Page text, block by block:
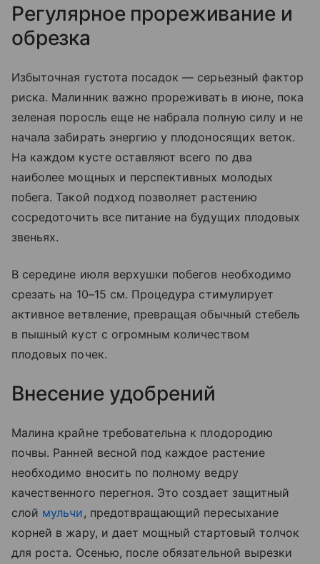
Регулярное прореживание и
обрезка
Избыточная густота посадок — серьезный фактор
риска. Малинник важно прореживать в июне, пока
зеленая поросль еще не набрала полную силу и не
начала забирать энергию у плодоносящих веток.
На каждом кусте оставляют всего по два
наиболее мощных и перспективных молодых
побега. Такой подход позволяет растению
сосредоточить все питание на будущих плодовых
звеньях.
В середине июля верхушки побегов необходимо
срезать на 10–15 см. Процедура стимулирует
активное ветвление, превращая обычный стебель
в пышный куст с огромным количеством
плодовых почек.
Внесение удобрений
Малина крайне требовательна к плодородию
почвы. Ранней весной под каждое растение
необходимо вносить по полному ведру
качественного перегноя. Это создает защитный
слой мульчи , предотвращающий пересыхание
корней в жару, и дает мощный стартовый толчок
для роста. Осенью, после обязательной вырезки